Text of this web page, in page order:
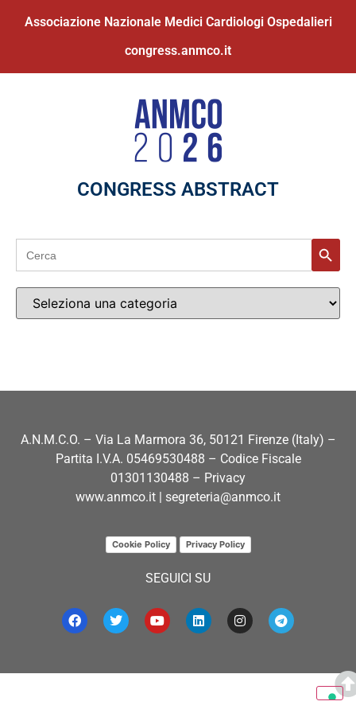
Associazione Nazionale Medici Cardiologi Ospedalieri
congress.anmco.it
CONGRESS ABSTRACT
Search
for:
A.N.M.C.O. – Via La Marmora 36, 50121 Firenze (Italy) –
Partita I.V.A. 05469530488 – Codice Fiscale
01301130488 – Privacy
www.anmco.it | segreteria@anmco.it
Cookie Policy Privacy Policy
SEGUICI SU